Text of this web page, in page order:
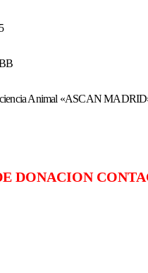
«ASCAN
DONACION